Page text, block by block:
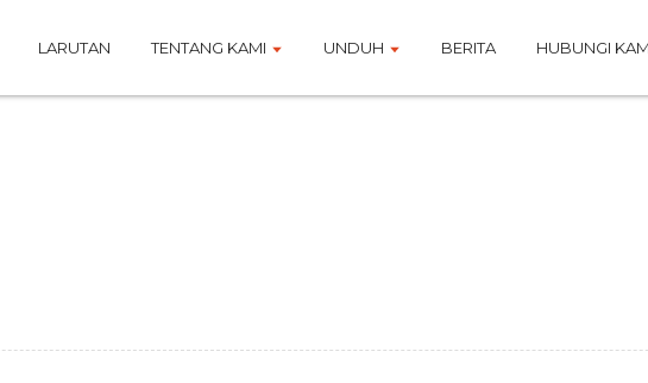
LARUTAN TENTANG KAMI UNDUH BERITA HUBUNGI